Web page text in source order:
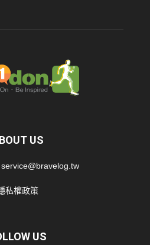
US
service@bravelog.tw
私權政策
US